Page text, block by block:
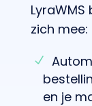
zich mee:
en je